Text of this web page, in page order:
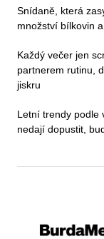
Snídaně, která
množství bílkovin
Každý večer jen
partnerem rutinu,
jiskru
Letní trendy podle
nedají dopustit,